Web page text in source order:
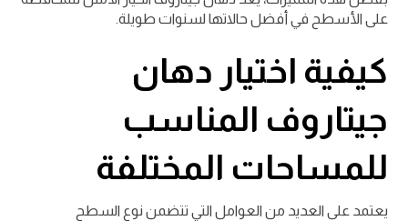
على الأسطح في أفضل حالاتها لسنوات طويلة.
كيفية اختيار دهان
جيتاروف المناسب
للمساحات المختلفة
يعتمد على العديد من العوامل التي تتضمن نوع السطح